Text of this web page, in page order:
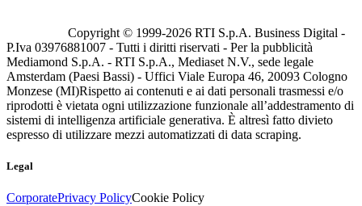
Copyright © 1999-2026 RTI S.p.A. Business Digital -
P.Iva 03976881007 - Tutti i diritti riservati - Per la pubblicità
Mediamond S.p.A. - RTI S.p.A., Mediaset N.V., sede legale
Amsterdam (Paesi Bassi) - Uffici Viale Europa 46, 20093 Cologno
Monzese (MI)Rispetto ai contenuti e ai dati personali trasmessi e/o
riprodotti è vietata ogni utilizzazione funzionale all’addestramento di
sistemi di intelligenza artificiale generativa. È altresì fatto divieto
espresso di utilizzare mezzi automatizzati di data scraping.
Legal
CorporatePrivacy PolicyCookie Policy